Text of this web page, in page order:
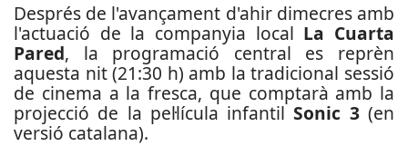
Després de l'avançament d'ahir dimecres amb
l'actuació de la companyia local La Cuarta
Pared, la programació central es reprèn
aquesta nit (21:30 h) amb la tradicional sessió
de cinema a la fresca, que comptarà amb la
projecció de la pel·lícula infantilSonic 3(en
versió catalana).